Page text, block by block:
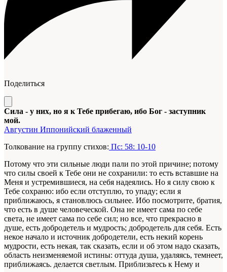
Поделиться
Сила - у них, но я к Тебе прибегаю, ибо Бог - заступник
мой.
Августин Иппонийский блаженный
Толкование на группу стихов: Пс: 58: 10-10
Потому что эти сильные люди пали по этой причине; потому
что силы своей к Тебе они не сохранили: то есть вставшие на
Меня и устремившиеся, на себя надеялись. Но я силу свою к
Тебе сохраню: ибо если отступлю, то упаду; если я
приближаюсь, я становлюсь сильнее. Ибо посмотрите, братия,
что есть в душе человеческой. Она не имеет сама по себе
света, не имеет сама по себе сил; но все, что прекрасно в
душе, есть добродетель и мудрость; добродетель для себя. Есть
некое начало и источник добродетели, есть некий корень
мудрости, есть некая, так сказать, если и об этом надо сказать,
область неизменяемой истины: оттуда душа, удаляясь, темнеет,
приближаясь. делается светлым. Приблизьтесь к Нему и